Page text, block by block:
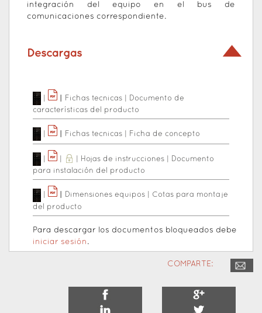
integración del equipo en el bus de
comunicaciones correspondiente.
Descargas
Fichas tecnicas
Documento de
características del producto
Fichas tecnicas Ficha de concepto
Hojas de instrucciones
Documento
para instalación del producto
Dimensiones equipos
Cotas para montaje
del producto
Para descargar los documentos bloqueados debe
iniciar sesión .
COMPARTE: